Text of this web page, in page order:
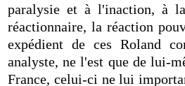
paralysie et à l'inaction, à
réactionnaire, la réaction
expédient de ces Roland
analyste, ne l'est que de lui-
France, celui-ci ne lui